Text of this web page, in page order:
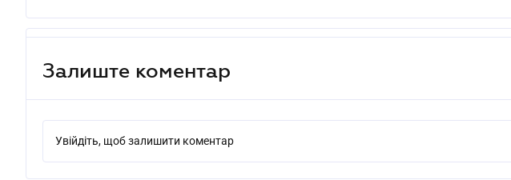
Залиште коментар
Увійдіть, щоб залишити коментар